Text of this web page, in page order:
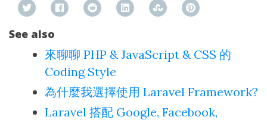
See also
來聊聊 PHP & JavaScript & CSS 的
Coding Style
為什麼我選擇使用 Laravel Framework?
Laravel 搭配 Google, Facebook,